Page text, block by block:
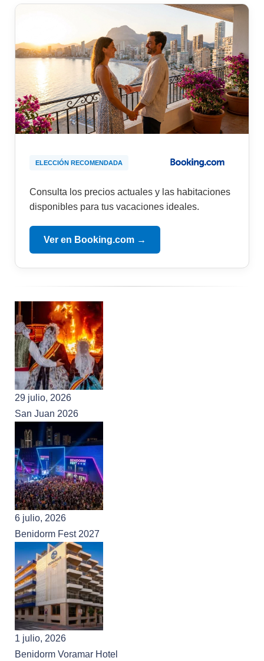
ELECCIÓN RECOMENDADA
Consulta los precios actuales y las habitaciones
disponibles para tus vacaciones ideales.
Ver en Booking.com →
29 julio, 2026
San Juan 2026
6 julio, 2026
Benidorm Fest 2027
1 julio, 2026
Benidorm Voramar Hotel